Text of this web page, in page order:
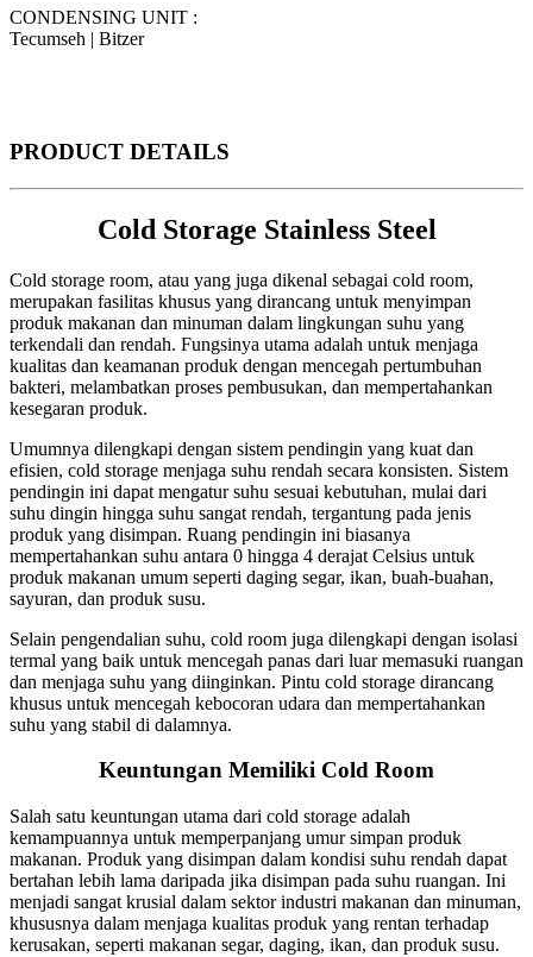
CONDENSING UNIT :
Tecumseh | Bitzer
PRODUCT DETAILS
Cold Storage Stainless Steel
Cold storage room, atau yang juga dikenal sebagai cold room,
merupakan fasilitas khusus yang dirancang untuk menyimpan
produk makanan dan minuman dalam lingkungan suhu yang
terkendali dan rendah. Fungsinya utama adalah untuk menjaga
kualitas dan keamanan produk dengan mencegah pertumbuhan
bakteri, melambatkan proses pembusukan, dan mempertahankan
kesegaran produk.
Umumnya dilengkapi dengan sistem pendingin yang kuat dan
efisien, cold storage menjaga suhu rendah secara konsisten. Sistem
pendingin ini dapat mengatur suhu sesuai kebutuhan, mulai dari
suhu dingin hingga suhu sangat rendah, tergantung pada jenis
produk yang disimpan. Ruang pendingin ini biasanya
mempertahankan suhu antara 0 hingga 4 derajat Celsius untuk
produk makanan umum seperti daging segar, ikan, buah-buahan,
sayuran, dan produk susu.
Selain pengendalian suhu, cold room juga dilengkapi dengan isolasi
termal yang baik untuk mencegah panas dari luar memasuki ruangan
dan menjaga suhu yang diinginkan. Pintu cold storage dirancang
khusus untuk mencegah kebocoran udara dan mempertahankan
suhu yang stabil di dalamnya.
Keuntungan Memiliki Cold Room
Salah satu keuntungan utama dari cold storage adalah
kemampuannya untuk memperpanjang umur simpan produk
makanan. Produk yang disimpan dalam kondisi suhu rendah dapat
bertahan lebih lama daripada jika disimpan pada suhu ruangan. Ini
menjadi sangat krusial dalam sektor industri makanan dan minuman,
khususnya dalam menjaga kualitas produk yang rentan terhadap
kerusakan, seperti makanan segar, daging, ikan, dan produk susu.